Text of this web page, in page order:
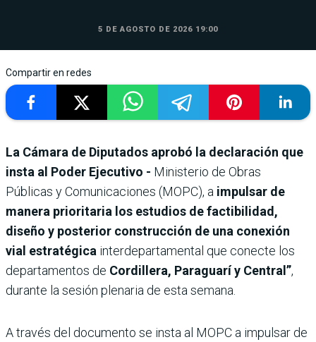
5 DE AGOSTO DE 2026 19:00
Compartir en redes
La Cámara de Diputados aprobó la declaración que
insta al Poder Ejecutivo - Ministerio de Obras
Públicas y Comunicaciones (MOPC), a impulsar de
manera prioritaria los estudios de factibilidad,
diseño y posterior construcción de una conexión
vial estratégica interdepartamental que conecte los
departamentos de Cordillera, Paraguarí y Central”,
durante la sesión plenaria de esta semana.
A través del documento se insta al MOPC a impulsar de